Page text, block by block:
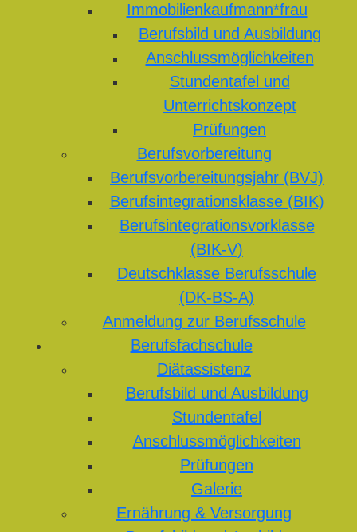
Immobilienkaufmann*frau
Berufsbild und Ausbildung
Anschlussmöglichkeiten
Stundentafel und
Unterrichtskonzept
Prüfungen
Berufsvorbereitung
Berufsvorbereitungsjahr (BVJ)
Berufsintegrationsklasse (BIK)
Berufsintegrationsvorklasse
(BIK-V)
Deutschklasse Berufsschule
(DK-BS-A)
Anmeldung zur Berufsschule
Berufsfachschule
Diätassistenz
Berufsbild und Ausbildung
Stundentafel
Anschlussmöglichkeiten
Prüfungen
Galerie
Ernährung & Versorgung